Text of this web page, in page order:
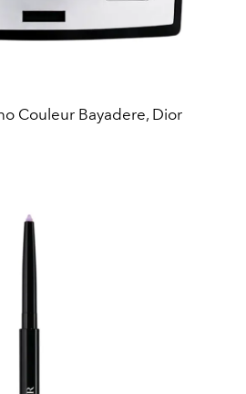
Couleur Bayadere, Dior